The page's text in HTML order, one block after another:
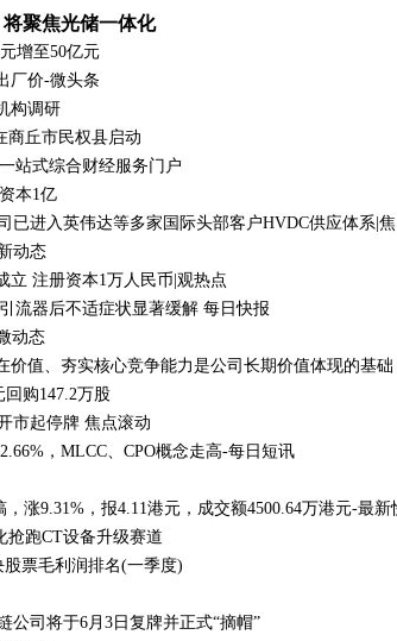
聚焦光储一体化
增至50亿元
厂价-微头条
构调研
商丘市民权县启动
站式综合财经服务门户
本1亿
已进入英伟达等多家国际头部客户HVDC供应体系|
动态
立 注册资本1万人民币|观热点
流器后不适症状显著缓解 每日快报
动态
值、夯实核心竞争能力是公司长期价值体现的基础
回购147.2万股
市起停牌 焦点滚动
，MLCC、CPO概念走高-每日短讯
涨9.31%，报4.11港元，成交额4500.64万港元-最新
抢跑CT设备升级赛道
票毛利润排名(一季度)
司将于6月3日复牌并正式“摘帽”